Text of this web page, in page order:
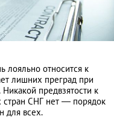
лояльно относится к
лишних преград при
предвзятости к
стран СНГ нет — порядок
для всех.